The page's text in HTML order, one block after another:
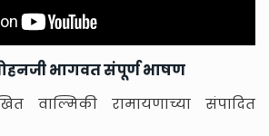
भागवत संपूर्ण भाषण
वाल्मिकी रामायणाच्या संपादित